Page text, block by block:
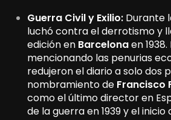
Guerra Civil y Exilio: Durante
luchó contra el derrotismo y
edición en Barcelonaen
mencionando las penurias
redujeron el diario a solo dos
nombramiento de Francisco
como el último director en
de la guerra en 1939 y el inicio